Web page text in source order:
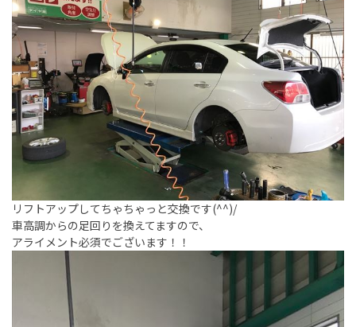
リフトアップしてちゃちゃっと交換です(^^)/
車高調からの足回りを換えてますので、
アライメント必須でございます！！